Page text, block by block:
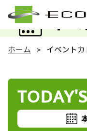
イ
ホーム イベント